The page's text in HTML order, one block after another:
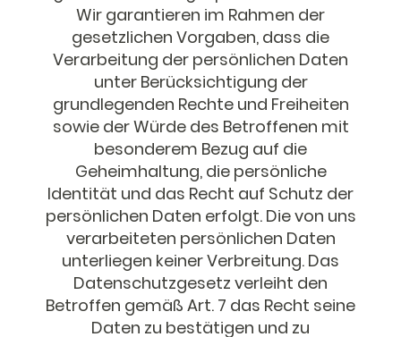
Wir garantieren im Rahmen der
gesetzlichen Vorgaben, dass die
Verarbeitung der persönlichen Daten
unter Berücksichtigung der
grundlegenden Rechte und Freiheiten
sowie der Würde des Betroffenen mit
besonderem Bezug auf die
Geheimhaltung, die persönliche
Identität und das Recht auf Schutz der
persönlichen Daten erfolgt. Die von uns
verarbeiteten persönlichen Daten
unterliegen keiner Verbreitung. Das
Datenschutzgesetz verleiht den
Betroffen gemäß Art. 7 das Recht seine
Daten zu bestätigen und zu